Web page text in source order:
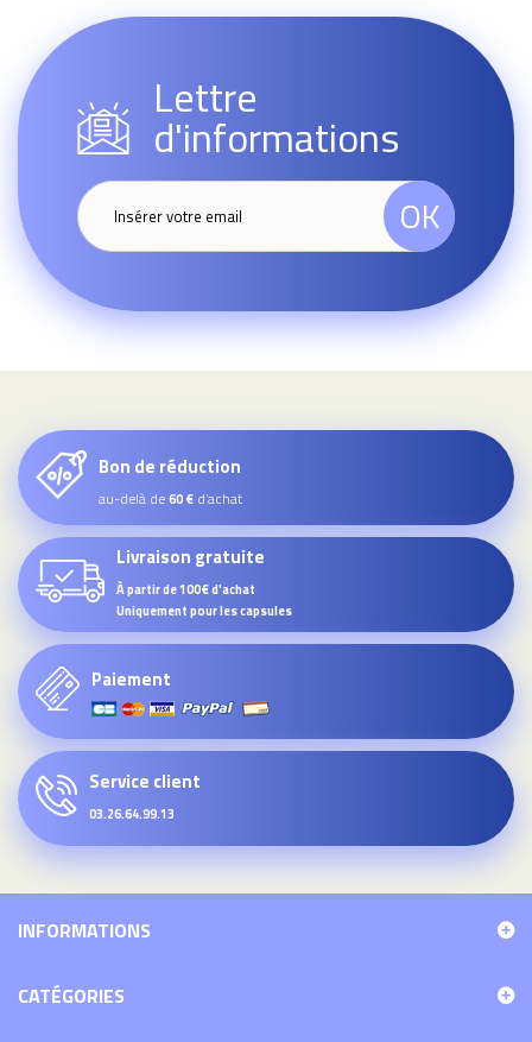
Lettre
d'informations
OK
Bon de réduction
au-delà de60 € d’achat
Livraison gratuite
À partir de 100€ d'achat
Uniquement pour les capsules
Paiement
Service client
03.26.64.99.13
INFORMATIONS
CATÉGORIES